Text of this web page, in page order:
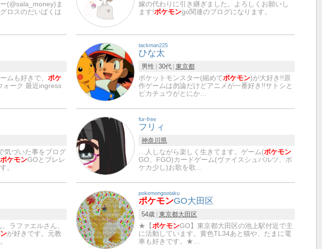
(@sala_money)ま
ロスのだいばくは
嫁の代わりに引き継ぎました。よろしくお願いし
ます!ポケモンgo関連のブログになります。
ムも好きで、 ポケ
ォーク 最近ingress
tackman225
ひな太
男性 30代 東京都
ポケットモンスター(縮めてポケモン)が大好き!!原
作ゲームは勿論だけどアニメが一番好き!!サトシと
ピカチュウがとにか…
気づいた事をブログ
ポケモンGOとブレレ
。
fur-free
フリィ
神奈川県
…人しながら楽しく生きてます。ゲーム(ポケモン
GO、FGO)カードゲーム(ヴァイスシュバルツ、ポ
ケカ少し)お歌を歌…
ラファエルさん、
が好きです。元教
pokemongootaku
ポケモンGO大田区
54歳 東京都大田区
★【ポケモンGO】東京都大田区の池上駅付近で主
に活動しています。黄色TL34あと猫や、たまに電
車も好きです。★…